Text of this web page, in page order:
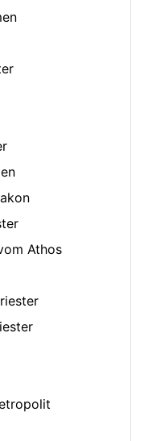
Athos